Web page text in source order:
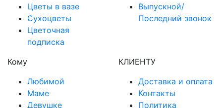
Цветы в вазе
Сухоцветы
Цветочная
подписка
Выпускной/
Последний звонок
Кому
Любимой
Маме
Девушке
КЛИЕНТУ
Доставка и оплата
Контакты
Политика